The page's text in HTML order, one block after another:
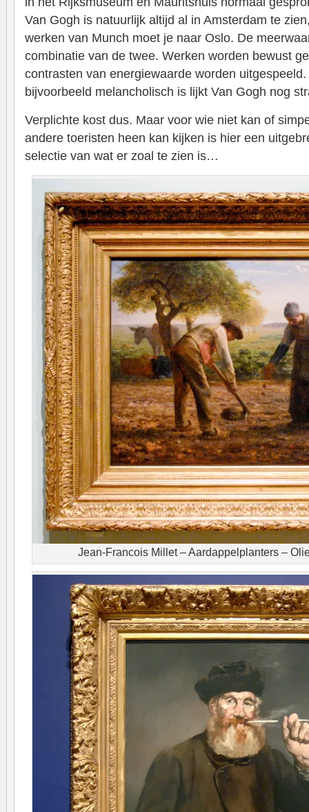
Van Gogh is natuurlijk altijd al in Amsterdam te
werken van Munch moet je naar Oslo. De
combinatie van de twee. Werken worden bewust
contrasten van energiewaarde worden
bijvoorbeeld melancholisch is lijkt Van Gogh nog
Verplichte kost dus. Maar voor wie niet kan of
andere toeristen heen kan kijken is hier een
selectie van wat er zoal te zien is…
Jean-Francois Millet – Aardappelplanters –